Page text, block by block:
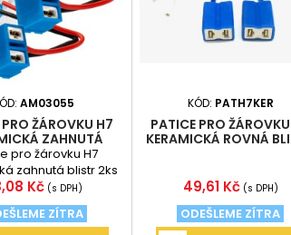
AM03055
ŽÁROVKU H7
ZAHNUTÁ
2KS AM03055
pro žárovku H7
zahnutá blistr 2ks
Kč (s DPH)
ZÍTRA
KÓD: PATH7KER
PATICE PRO
KERAMICKÁ ROVNÁ
Cena
49,61 Kč (s DPH)
ODEŠLEME ZÍTRA